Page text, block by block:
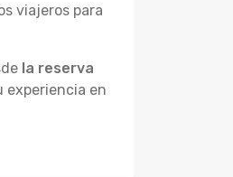
viajeros para
la reserva
experiencia en